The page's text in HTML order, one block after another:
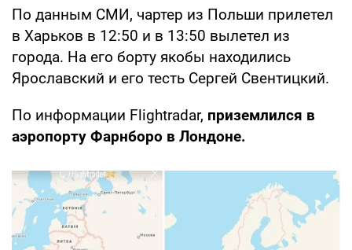
По данным СМИ, чартер из Польши прилетел
в Харьков в 12:50 и в 13:50 вылетел из
города. На его борту якобы находились
Ярославский и его тесть Сергей Свентицкий.
По информации Flightradar, приземлился в
аэропорту Фарнборо в Лондоне.